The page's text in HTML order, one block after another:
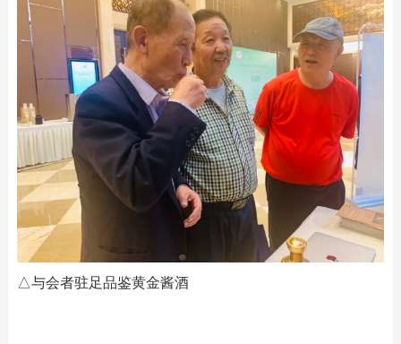
△与会者驻足品鉴黄金酱酒